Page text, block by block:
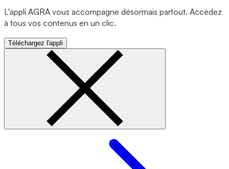
L'appli AGRA vous accompagne désormais partout. Accédez
à tous vos contenus en un clic.
Téléchargez l'appli